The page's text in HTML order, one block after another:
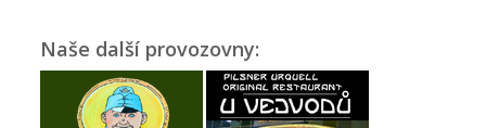
Naše další provozovny: